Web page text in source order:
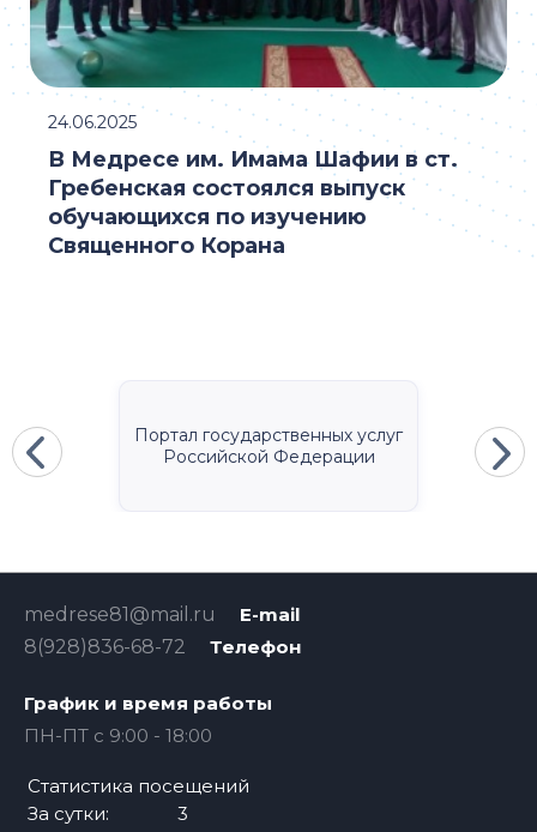
В Медресе им. Имама Шафии в ст.
Гребенская состоялся выпуск
обучающихся по изучению
Священного Корана
24.06.2025
Портал государственных услуг
Российской Федерации
E-mail
medrese81@mail.ru
Телефон
8(928)836-68-72
График и время работы
ПН-ПТ с 9:00 - 18:00
Статистика посещений
За сутки:
3